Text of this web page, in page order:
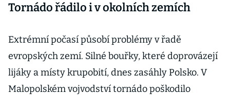
Francouzští
mrazech
sčítají škody
Tornádo řádilo i v okolních zemích
Extrémní počasí působí problémy v řadě
evropských zemí. Silné bouřky, které doprovázejí
lijáky a místy krupobití, dnes zasáhly Polsko. V
Malopolském vojvodství tornádo poškodilo